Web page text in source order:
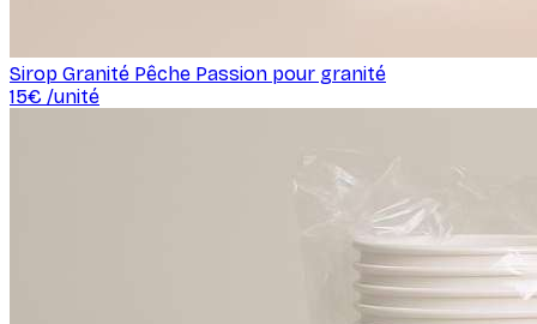
Sirop Granité Pêche Passion pour granité
15€ /unité